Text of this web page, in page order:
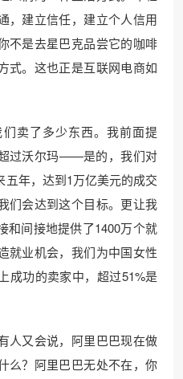
，建立信任，建立个人信用
不是去星巴克品尝它的咖啡
式。这也正是互联网电商如
卖了多少东西。我前面提
过沃尔玛——是的，我们对
年，达到1万亿美元的成交
们会达到这个目标。更让我
和间接地提供了1400万个就
就业机会，我们为中国女性
成功的卖家中，超过51%是
人又会说，阿里巴巴现在做
么？阿里巴巴无处不在，你